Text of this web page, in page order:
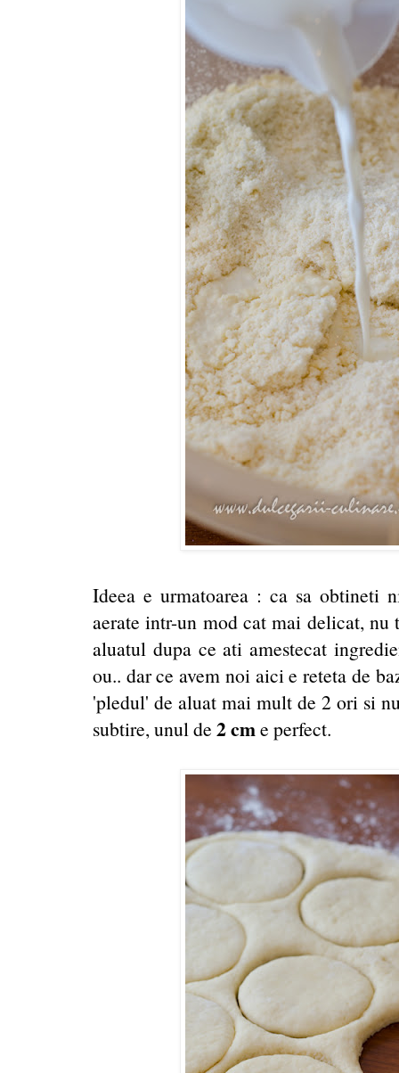
Ideea e urmatoarea : ca sa obtineti
aerate intr-un mod cat mai delicat,
aluatul dupa ce ati amestecat
ou.. dar ce avem noi aici e reteta de
'pledul' de aluat mai mult de 2 ori si
subtire, unul de 2 cme perfect.